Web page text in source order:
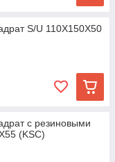
S/U 110X150X50
с резиновыми
(KSC)